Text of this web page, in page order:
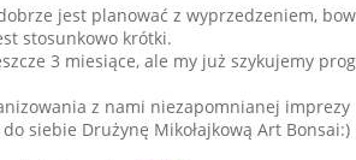
jest planować z wyprzedzeniem,
stosunkowo krótki.
3 miesiące, ale my już szykujemy
z nami niezapomnianej imprezy
siebie Drużynę Mikołajkową Art Bonsai:)